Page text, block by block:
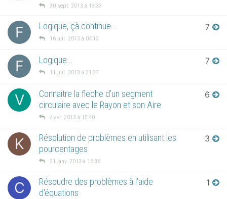
30 sept. 2013 à 13:33
F Logique, çà continue...
16 juil. 2013 à 04:19
7
F Logique...
11 juil. 2013 à 21:27
7
V
Connaitre la fleche d'un segment
circulaire avec le Rayon et son Aire
4 avr. 2013 à 15:40
6
K
Résolution de problèmes en utilisant les
pourcentages
21 janv. 2013 à 16:36
3
C
Résoudre des problèmes à l'aide
d'équations
1